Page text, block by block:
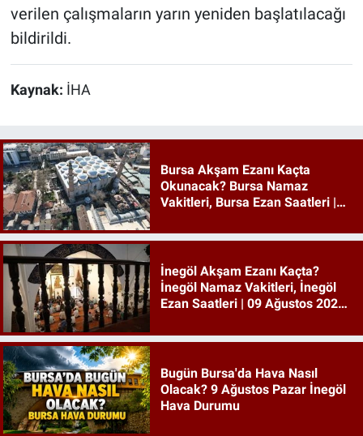
verilen çalışmaların yarın yeniden başlatılacağı
bildirildi.
Kaynak: İHA
Bursa Akşam Ezanı Kaçta
Okunacak? Bursa Namaz
Vakitleri, Bursa Ezan Saatleri |
İnegöl Akşam Ezanı Kaçta?
İnegöl Namaz Vakitleri, İnegöl
Ezan Saatleri | 09 Ağustos 2026
Bugün Bursa'da Hava Nasıl
Olacak? 9 Ağustos Pazar İnegöl
Hava Durumu